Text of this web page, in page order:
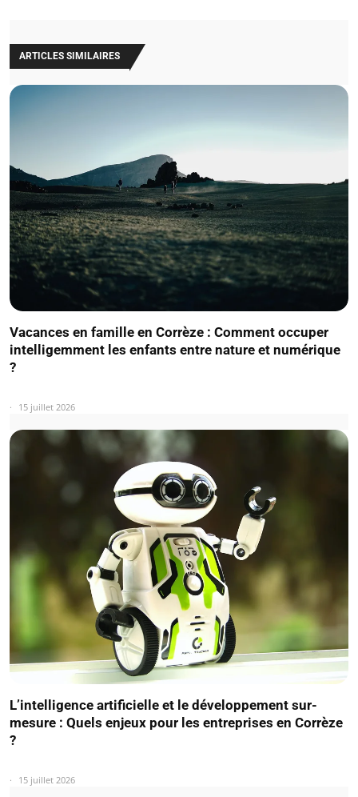
ARTICLES SIMILAIRES
Vacances en famille en Corrèze : Comment occuper
intelligemment les enfants entre nature et numérique
?
15 juillet 2026
L’intelligence artificielle et le développement sur-
mesure : Quels enjeux pour les entreprises en Corrèze
?
15 juillet 2026